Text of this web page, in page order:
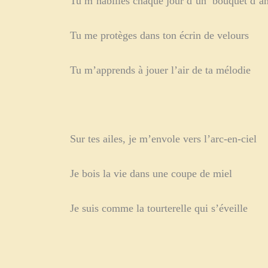
Tu me protèges dans ton écrin de velours
Tu m’apprends à jouer l’air de ta mélodie
Sur tes ailes, je m’envole vers l’arc-en-ciel
Je bois la vie dans une coupe de miel
Je suis comme la tourterelle qui s’éveille